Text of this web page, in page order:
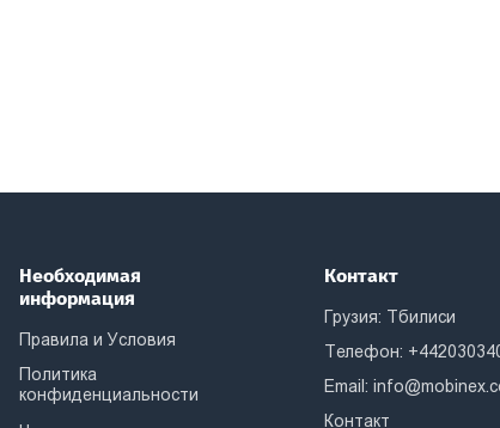
Необходимая
информация
Правила и Условия
Политика
конфиденциальности
Контакт
Грузия: Тбилиси
Телефон:
Email:
Контакт